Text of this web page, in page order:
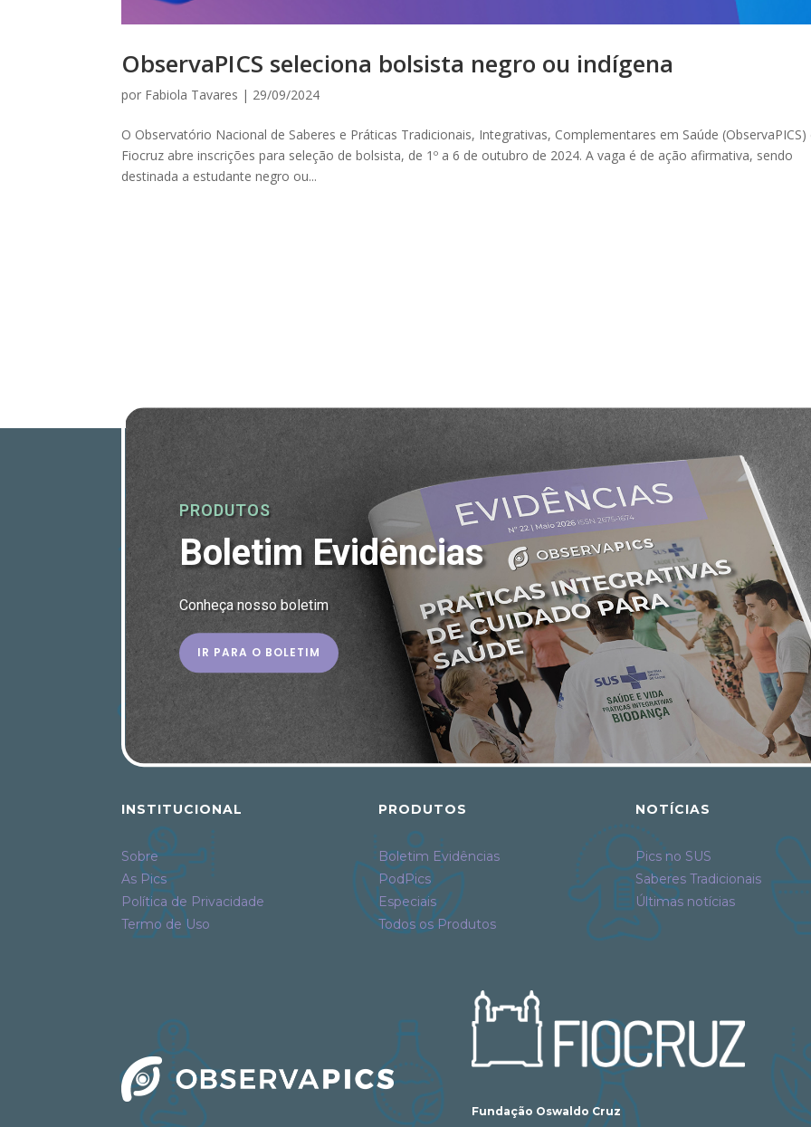
ObservaPICS seleciona bolsista negro ou indígena
por Fabiola Tavares | 29/09/2024
O Observatório Nacional de Saberes e Práticas Tradicionais, Integrativas, Complementares em Saúde (ObservaPICS)
Fiocruz abre inscrições para seleção de bolsista, de 1º a 6 de outubro de 2024. A vaga é de ação afirmativa, sendo
destinada a estudante negro ou...
PRODUTOS
Boletim Evidências
Conheça nosso boletim
IR PARA O BOLETIM
INSTITUCIONAL
Sobre
As Pics
Política de Privacidade
Termo de Uso
PRODUTOS
Boletim Evidências
PodPics
Especiais
Todos os Produtos
NOTÍCIAS
Pics no SUS
Saberes Tradicionais
Últimas notícias
Fundação Oswaldo Cruz